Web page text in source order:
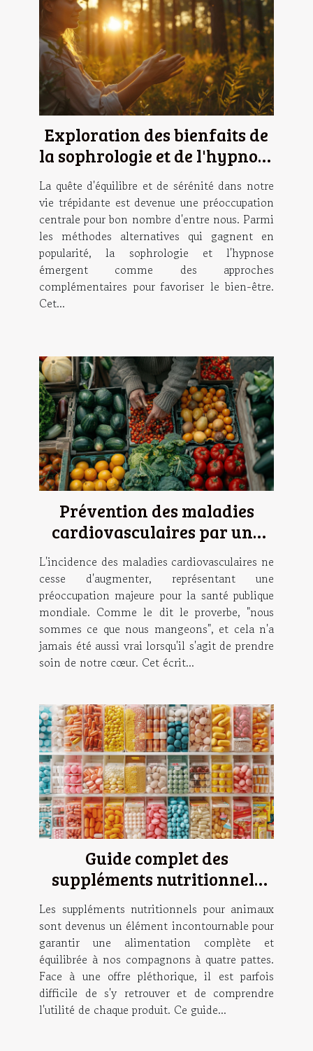
Exploration des bienfaits de
la sophrologie et de l'hypnose
pour le bien-être
La quête d'équilibre et de sérénité dans notre
vie trépidante est devenue une préoccupation
centrale pour bon nombre d'entre nous. Parmi
les méthodes alternatives qui gagnent en
popularité, la sophrologie et l'hypnose
émergent comme des approches
complémentaires pour favoriser le bien-être.
Cet...
Prévention des maladies
cardiovasculaires par une
alimentation ciblée
L'incidence des maladies cardiovasculaires ne
cesse d'augmenter, représentant une
préoccupation majeure pour la santé publique
mondiale. Comme le dit le proverbe, "nous
sommes ce que nous mangeons", et cela n'a
jamais été aussi vrai lorsqu'il s'agit de prendre
soin de notre cœur. Cet écrit...
Guide complet des
suppléments nutritionnels
pour animaux
Les suppléments nutritionnels pour animaux
sont devenus un élément incontournable pour
garantir une alimentation complète et
équilibrée à nos compagnons à quatre pattes.
Face à une offre pléthorique, il est parfois
difficile de s'y retrouver et de comprendre
l'utilité de chaque produit. Ce guide...